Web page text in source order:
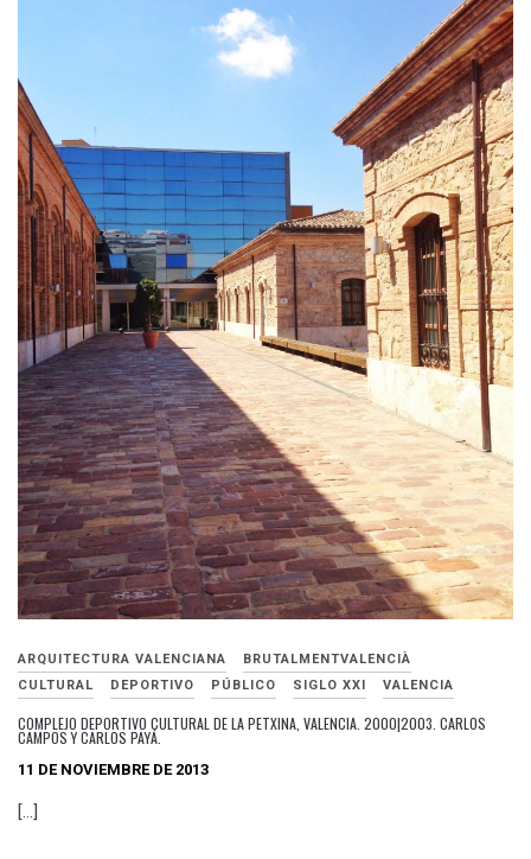
ARQUITECTURA VALENCIANA
BRUTALMENTVALENCIÀ
CULTURAL
DEPORTIVO PÚBLICO SIGLO XXI VALENCIA
COMPLEJO DEPORTIVO CULTURAL DE LA PETXINA, VALENCIA. 2000|2003. CARLOS
CAMPOS Y CARLOS PAYÁ.
11 DE NOVIEMBRE DE 2013
[…]